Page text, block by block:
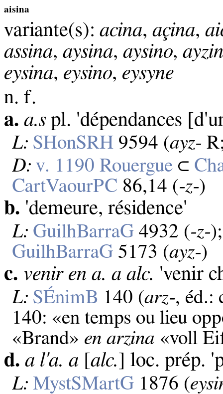
aisina
variante(s): acina, açina,
assina, aysina, aysino,
eysina, eysino, eysyne
n. f.
a. a.spl. 'dépendances
L: SHonSRH 9594 (ayz‑
D: v. 1190 Rouergue ⊂
CartVaourPC 86,14 (‑z‑)
b. 'demeure, résidence'
L: GuilhBarraG 4932 (‑z‑
GuilhBarraG 5173 (ayz‑)
c. venir en a. a alc. 'venir
L: SÉnimB 140 (arz‑, éd.:
140: «en temps ou lieu
«Brand» en arzina «voll
d. a l'a. a [alc.] loc. prép.
L: MystSMartG 1876 (